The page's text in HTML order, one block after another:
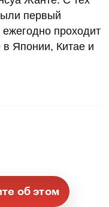
первый
проходит
в Японии, Китае и
об этом